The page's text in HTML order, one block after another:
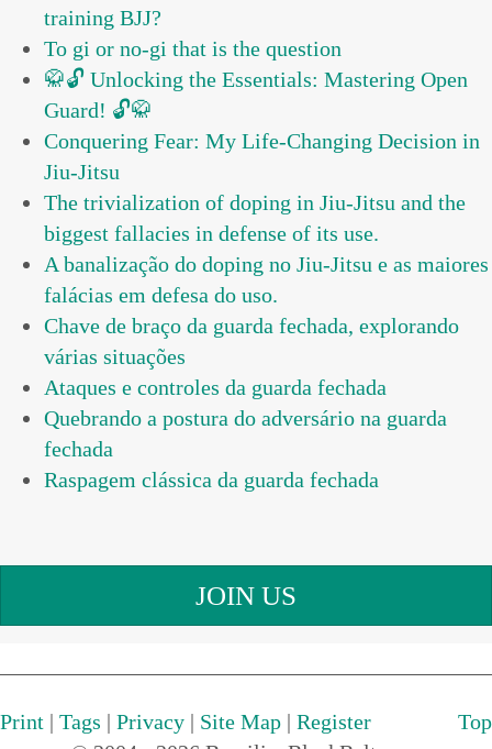
training BJJ?
To gi or no-gi that is the question
🥋🔓 Unlocking the Essentials: Mastering Open
Guard! 🔓🥋
Conquering Fear: My Life-Changing Decision in
Jiu-Jitsu
The trivialization of doping in Jiu-Jitsu and the
biggest fallacies in defense of its use.
A banalização do doping no Jiu-Jitsu e as maiores
falácias em defesa do uso.
Chave de braço da guarda fechada, explorando
várias situações
Ataques e controles da guarda fechada
Quebrando a postura do adversário na guarda
fechada
Raspagem clássica da guarda fechada
JOIN US
Print | Tags | Privacy | Site Map | Register
Top